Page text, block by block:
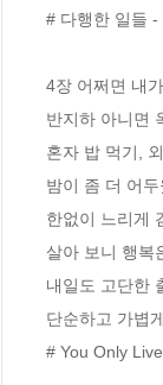
# 다행한 일들
4장 어쩌면 내
반지하 아니면
혼자 밥 먹기,
밤이 좀 더 어
한없이 느리게
살아 보니 행복
내일도 고단한
단순하고 가볍
# You Only